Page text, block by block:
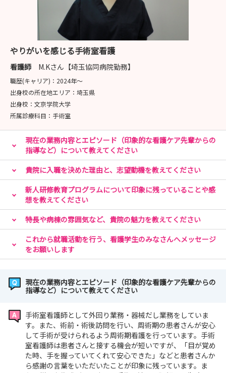
やりがいを感じる手術室看護
看護師 M.Kさん【埼玉協同病院勤務】
職歴(キャリア)： 2024年〜
出身校の所在地エリア： 埼玉県
出身校： 文京学院大学
所属診療科目： 手術室
現在の業務内容とエピソード（印象的な看護ケア先輩からの
指導など）について教えてください
貴院に入職を決めた理由と、志望動機を教えてください
新人研修教育プログラムについて印象に残っていることや感
想を教えてください
特長や病棟の雰囲気など、貴院の魅力を教えてください
これから就職活動を行う、看護学生のみなさんへメッセージ
をお願いします
現在の業務内容とエピソード（印象的な看護ケア先輩からの
指導など）について教えてください
手術室看護師として外回り業務・器械だし業務をしていま
す。また、術前・術後訪問を行い、周術期の患者さんが安心
して手術が受けられるよう周術期看護を行っています。手術
室看護師は患者さんと接する機会が短いですが、「目が覚め
た時、手を握っていてくれて安心できた」などと患者さんか
ら感謝の言葉をいただいたことが印象に残っています。ま